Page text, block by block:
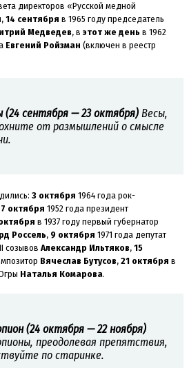
директоров «Русской медной
,14 сентября в 1965 году председатель
Медведев, в этот же день в 1962
Евгений Ройзман (включен в реестр
(24 сентября — 23 октября) Весы,
от размышлений о смысле
3 октября 1964 года рок-
октября 1952 года президент
в 1937 году первый губернатор
Россель, 9 октября 1971 года депутат
созывов Александр Ильтяков,15
Вячеслав Бутусов,21 октября в
Наталья Комарова.
(24 октября — 22 ноября)
преодолевая препятствия,
по старинке.